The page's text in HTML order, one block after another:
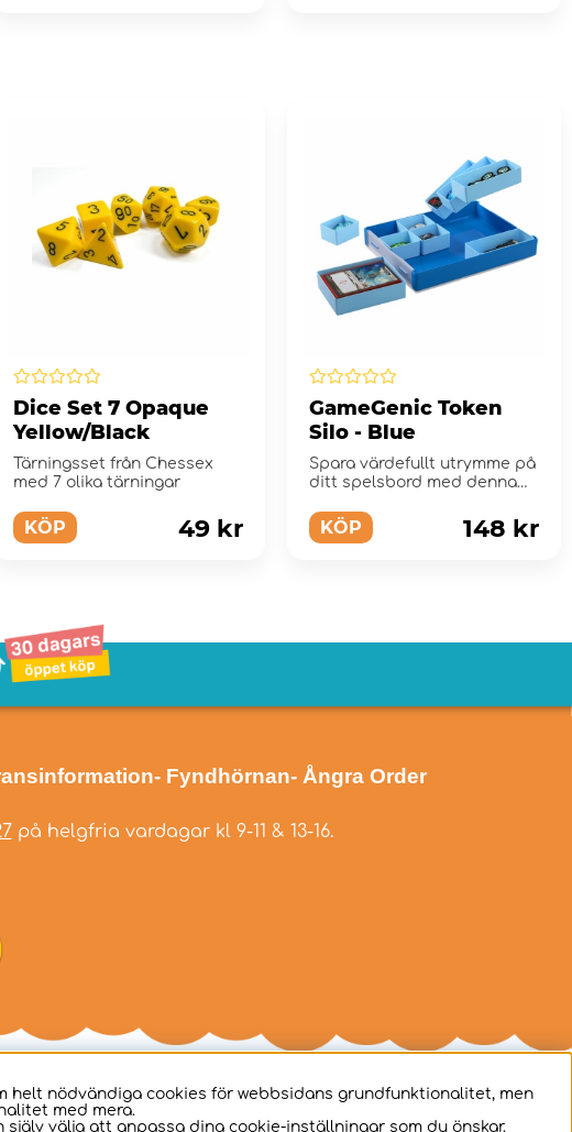
Dice Set 7 Opaque
Yellow/Black
Tärningsset från Chessex
med 7 olika tärningar
KÖP 49 kr
GameGenic Token
Silo - Blue
Spara värdefullt utrymme på
ditt spelsbord med denna
KÖP 148 kr
- Fyndhörnan- Ångra Order
på helgfria vardagar kl 9-11 & 13-16.
helt nödvändiga cookies för webbsidans grundfunktionalitet, men
med mera.
välja att anpassa dina cookie-inställningar som du önskar.